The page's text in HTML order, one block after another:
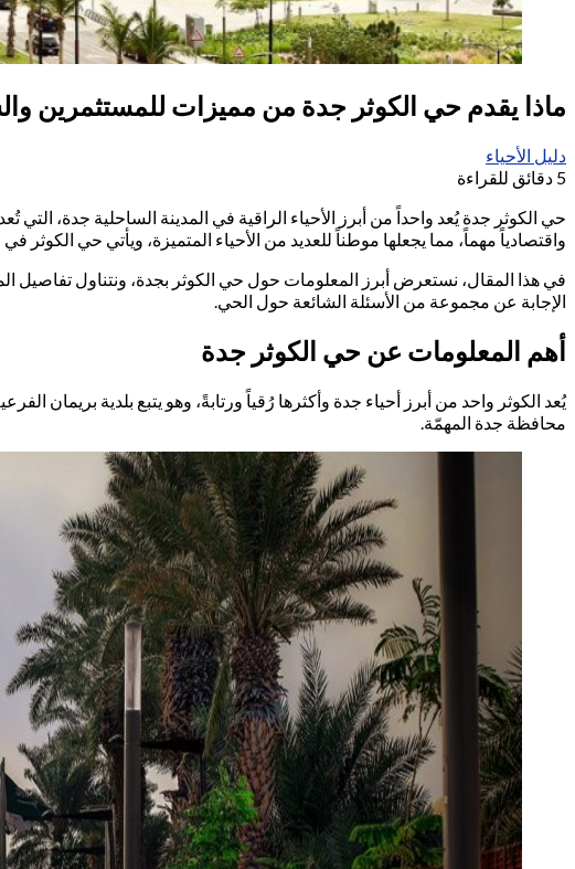
ماذا يقدم حي الكوثر جدة من مميزات للمستثمرين
دليل الأحياء
5 دقائق للقراءة
حي الكوثر جدة يُعد واحداً من أبرز الأحياء الراقية في المدينة الساحلية جدة،
واقتصادياً مهماً، مما يجعلها موطناً للعديد من الأحياء المتميزة، ويأتي حي الكوثر
في هذا المقال، نستعرض أبرز المعلومات حول حي الكوثر بجدة، ونتناول تفاصيل
الإجابة عن مجموعة من الأسئلة الشائعة حول الحي.
أهم المعلومات عن حي الكوثر جدة
يُعد الكوثر واحد من أبرز أحياء جدة وأكثرها رُقياً ورتابةً، وهو يتبع بلدية بريمان
محافظة جدة المهمّة.